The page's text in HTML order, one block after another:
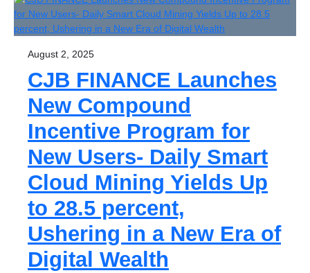
August 2, 2025
CJB FINANCE Launches
New Compound
Incentive Program for
New Users- Daily Smart
Cloud Mining Yields Up
to 28.5 percent,
Ushering in a New Era of
Digital Wealth